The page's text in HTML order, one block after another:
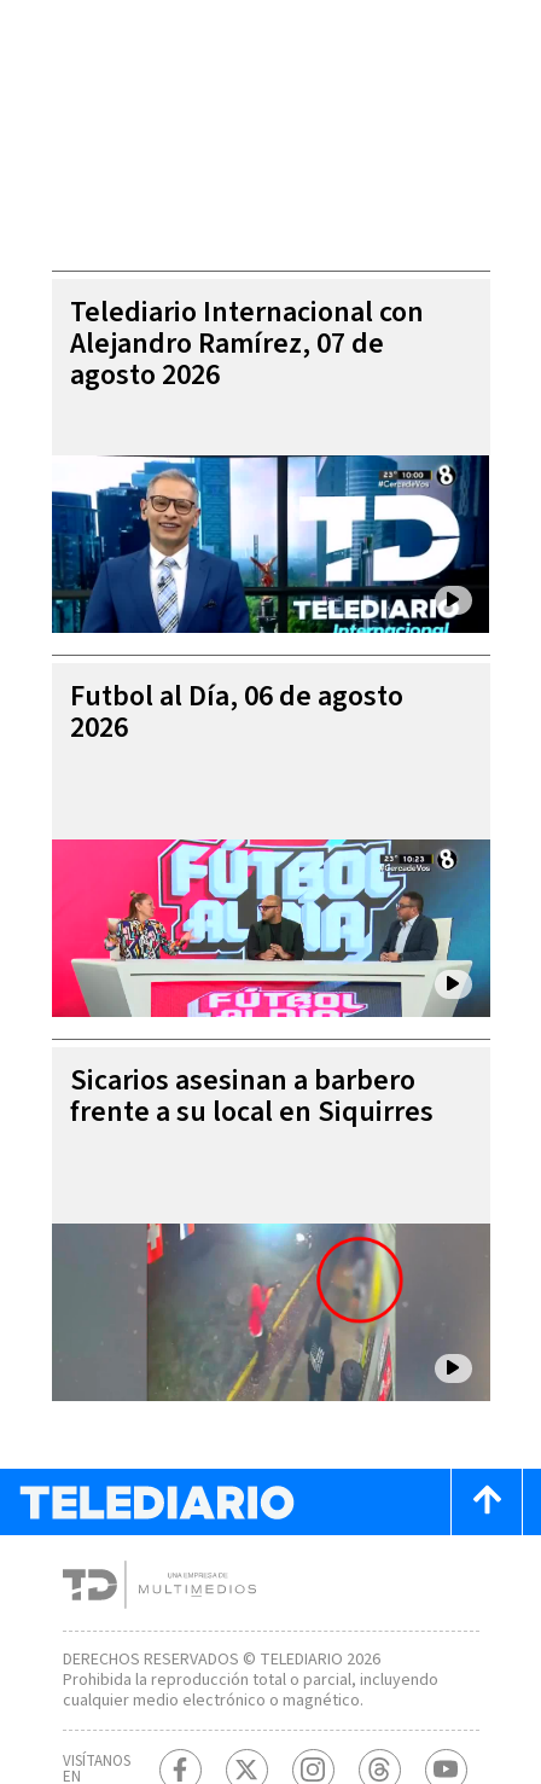
Telediario Internacional con
Alejandro Ramírez, 07 de
agosto 2026
Futbol al Día, 06 de agosto
2026
Sicarios asesinan a barbero
frente a su local en Siquirres
DERECHOS RESERVADOS © TELEDIARIO 2026
Prohibida la reproducción total o parcial, incluyendo
cualquier medio electrónico o magnético.
VISÍTANOS
EN